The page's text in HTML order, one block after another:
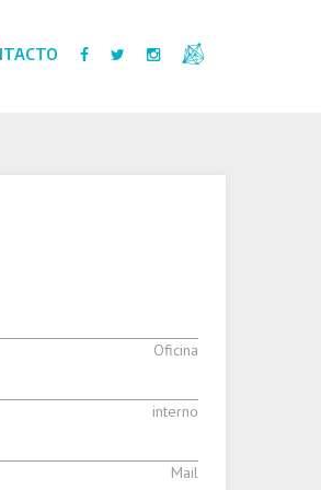
Oficina
interno
Mail